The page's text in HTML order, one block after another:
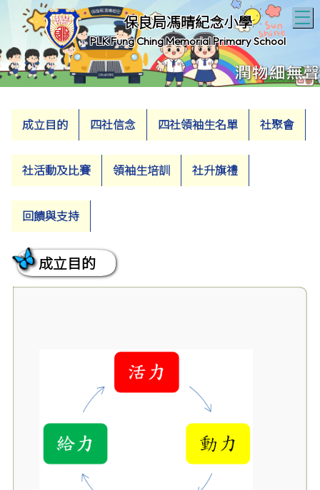
保良局馮晴紀念小學
PLK Fung Ching Memorial Primary School
成立目的 四社信念 四社領袖生名單 社聚會
社活動及比賽 領袖生培訓 社升旗禮
回饋與支持
成立目的